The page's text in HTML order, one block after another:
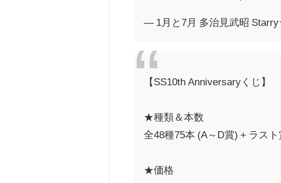
— 1月と7月 多治見武昭
【SS10th Anniversaryくじ】
★種類＆本数
全48種75本 (A～D賞) + ラスト
★価格